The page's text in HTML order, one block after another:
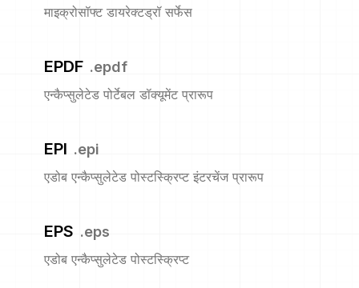
माइक्रोसॉफ्ट डायरेक्टड्रॉ सर्फेस
EPDF .epdf
एन्कैप्सुलेटेड पोर्टेबल डॉक्यूमेंट प्रारूप
EPI .epi
एडोब एन्कैप्सुलेटेड पोस्टस्क्रिप्ट इंटरचेंज प्रारूप
EPS .eps
एडोब एन्कैप्सुलेटेड पोस्टस्क्रिप्ट